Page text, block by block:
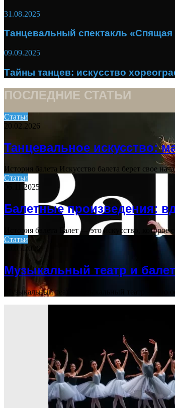
31.08.2025
Танцевальный спектакль «Спящая
09.09.2025
Тайны танцев: искусство
ПОСЛЕДНИЕ СТАТЬИ
Статьи
20.02.2026
Танцевальное искусство:
История балета Искусство балета берет свое
Статьи
06.11.2025
Балетные произведения:
История балета Балет — это искусство,
Статьи
10.05.2026
Музыкальный театр и
Музыкальный театр Музыкальный театр — это